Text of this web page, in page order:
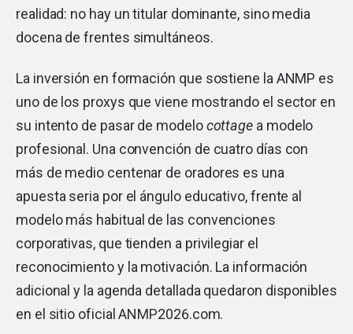
realidad: no hay un titular dominante, sino media
docena de frentes simultáneos.
La inversión en formación que sostiene la ANMP es
uno de los proxys que viene mostrando el sector en
su intento de pasar de modelocottage a modelo
profesional. Una convención de cuatro días con
más de medio centenar de oradores es una
apuesta seria por el ángulo educativo, frente al
modelo más habitual de las convenciones
corporativas, que tienden a privilegiar el
reconocimiento y la motivación. La información
adicional y la agenda detallada quedaron disponibles
en el sitio oficial ANMP2026.com.